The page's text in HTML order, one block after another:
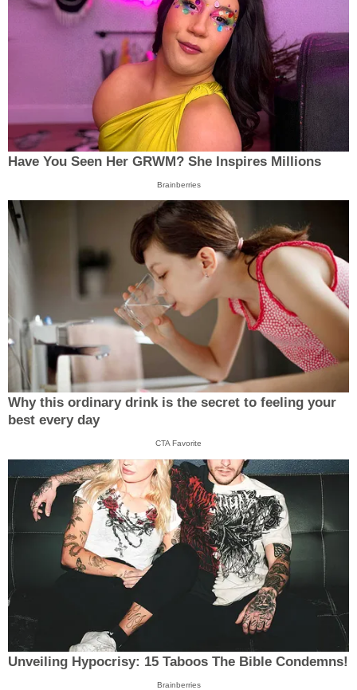
Have You Seen Her GRWM? She Inspires Millions
Brainberries
Why this ordinary drink is the secret to feeling your
best every day
CTA Favorite
Unveiling Hypocrisy: 15 Taboos The Bible Condemns!
Brainberries